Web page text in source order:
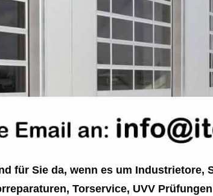
für Sie da, wenn es um Industrietore,
Torservice, UVV